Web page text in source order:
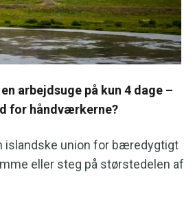
arbejdsuge på kun 4 dage –
for håndværkerne?
islandske union for bæredygtigt
eller steg på størstedelen af